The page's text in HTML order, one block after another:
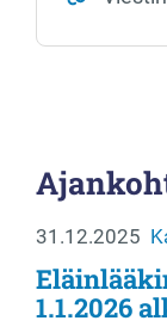
31.12.2025
1.1.2026